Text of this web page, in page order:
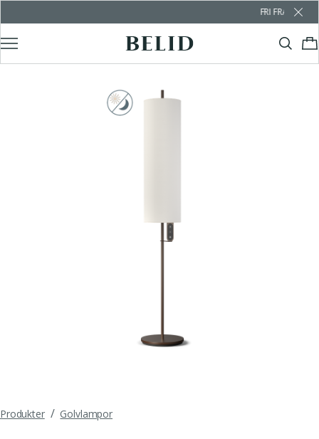
FRI FRAKT ÖVER
Produkter / Golvlampor